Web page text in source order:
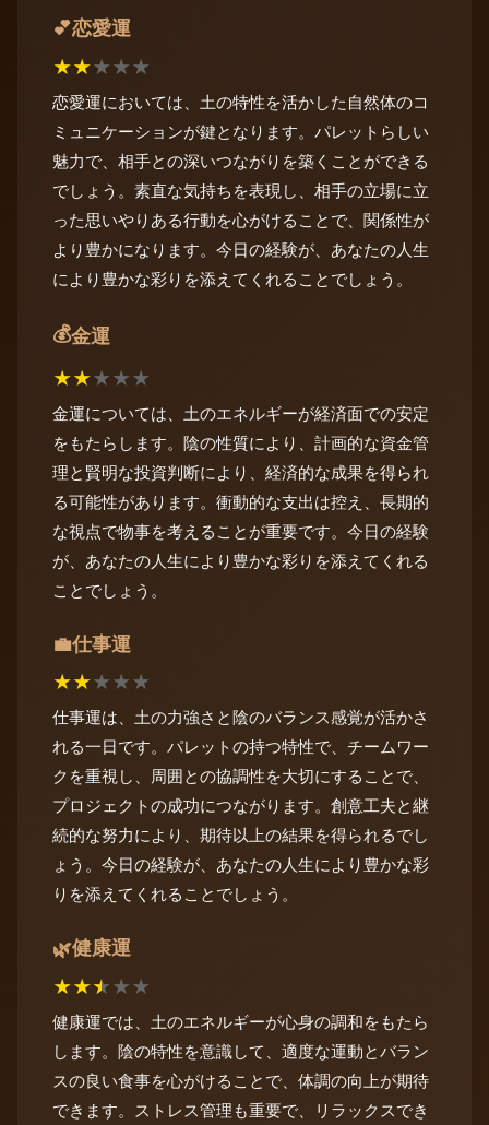
💕恋愛運
★★★★★
恋愛運においては、土の特性を活かした自然体のコ
ミュニケーションが鍵となります。パレットらしい
魅力で、相手との深いつながりを築くことができる
でしょう。素直な気持ちを表現し、相手の立場に立
った思いやりある行動を心がけることで、関係性が
より豊かになります。今日の経験が、あなたの人生
により豊かな彩りを添えてくれることでしょう。
💰金運
★★★★★
金運については、土のエネルギーが経済面での安定
をもたらします。陰の性質により、計画的な資金管
理と賢明な投資判断により、経済的な成果を得られ
る可能性があります。衝動的な支出は控え、長期的
な視点で物事を考えることが重要です。今日の経験
が、あなたの人生により豊かな彩りを添えてくれる
ことでしょう。
💼仕事運
★★★★★
仕事運は、土の力強さと陰のバランス感覚が活かさ
れる一日です。パレットの持つ特性で、チームワー
クを重視し、周囲との協調性を大切にすることで、
プロジェクトの成功につながります。創意工夫と継
続的な努力により、期待以上の結果を得られるでし
ょう。今日の経験が、あなたの人生により豊かな彩
りを添えてくれることでしょう。
🌿健康運
★★★★★
健康運では、土のエネルギーが心身の調和をもたら
します。陰の特性を意識して、適度な運動とバラン
スの良い食事を心がけることで、体調の向上が期待
できます。ストレス管理も重要で、リラックスでき